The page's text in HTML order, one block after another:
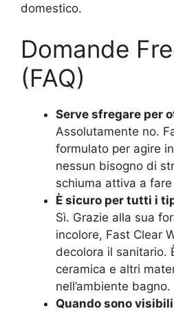
domestico.
Domande
(FAQ)
Serve sfregare per
Assolutamente no.
formulato per agire
nessun bisogno di
schiuma attiva a
È sicuro per tutti i
Sì. Grazie alla sua
incolore, Fast Clear
decolora il sanitario.
ceramica e altri
nell’ambiente bagno.
Quando sono